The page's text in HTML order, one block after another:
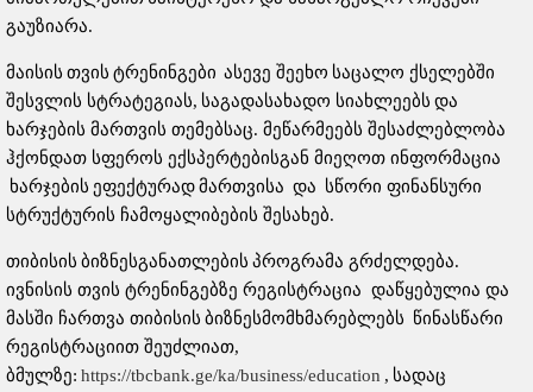
გაუზიარა.
მაისის თვის ტრენინგები ასევე შეეხო საცალო ქსელებში
შესვლის სტრატეგიას, საგადასახადო სიახლეებს და
ხარჯების მართვის თემებსაც. მეწარმეებს შესაძლებლობა
ჰქონდათ სფეროს ექსპერტებისგან მიეღოთ ინფორმაცია
ხარჯების ეფექტურად მართვისა და სწორი ფინანსური
სტრუქტურის ჩამოყალიბების შესახებ.
თიბისის ბიზნესგანათლების პროგრამა გრძელდება.
ივნისის თვის ტრენინგებზე რეგისტრაცია დაწყებულია და
მასში ჩართვა თიბისის ბიზნესმომხმარებლებს წინასწარი
რეგისტრაციით შეუძლიათ,
ბმულზე: https://tbcbank.ge/ka/business/education , სადაც